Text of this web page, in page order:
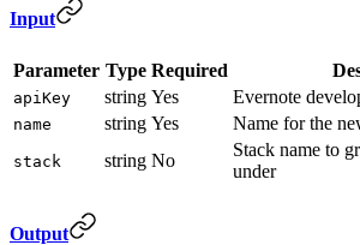
Input
Parameter Type Required
apiKey string Yes Evernote
name string Yes Name for the
stack string No
Stack name to
under
Output